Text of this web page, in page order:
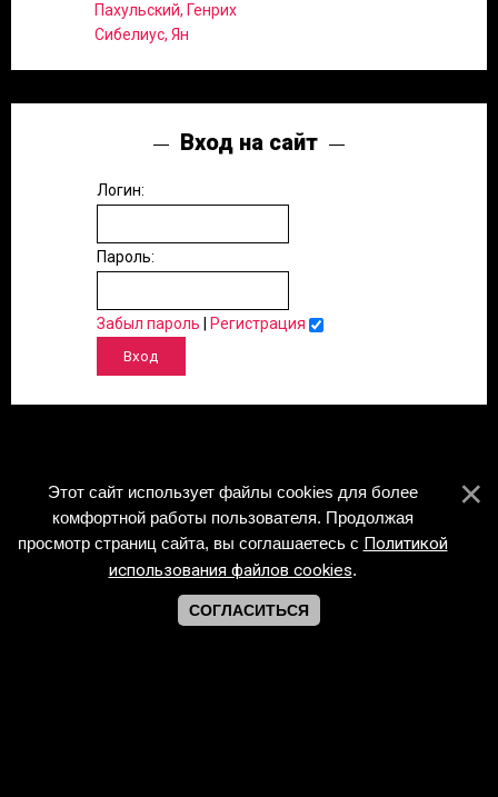
Пахульский, Генрих
Сибелиус, Ян
Вход на сайт
Логин:
Пароль:
Забыл пароль Регистрация
Этот сайт использует файлы cookies для более
комфортной работы пользователя. Продолжая
просмотр страниц сайта, вы соглашаетесь с Политикой
использования файлов cookies.
СОГЛАСИТЬСЯ